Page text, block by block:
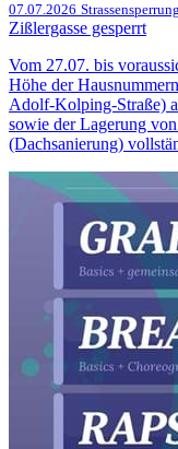
07.07.2026
Zißlergasse gesperrt
Vom 27.07. bis
Höhe der
Adolf‑Kolping‑Straße)
sowie der Lagerung
(Dachsanierung)